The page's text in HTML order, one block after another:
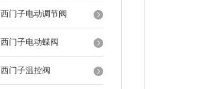
西门子电动调节阀
西门子电动蝶阀
西门子温控阀